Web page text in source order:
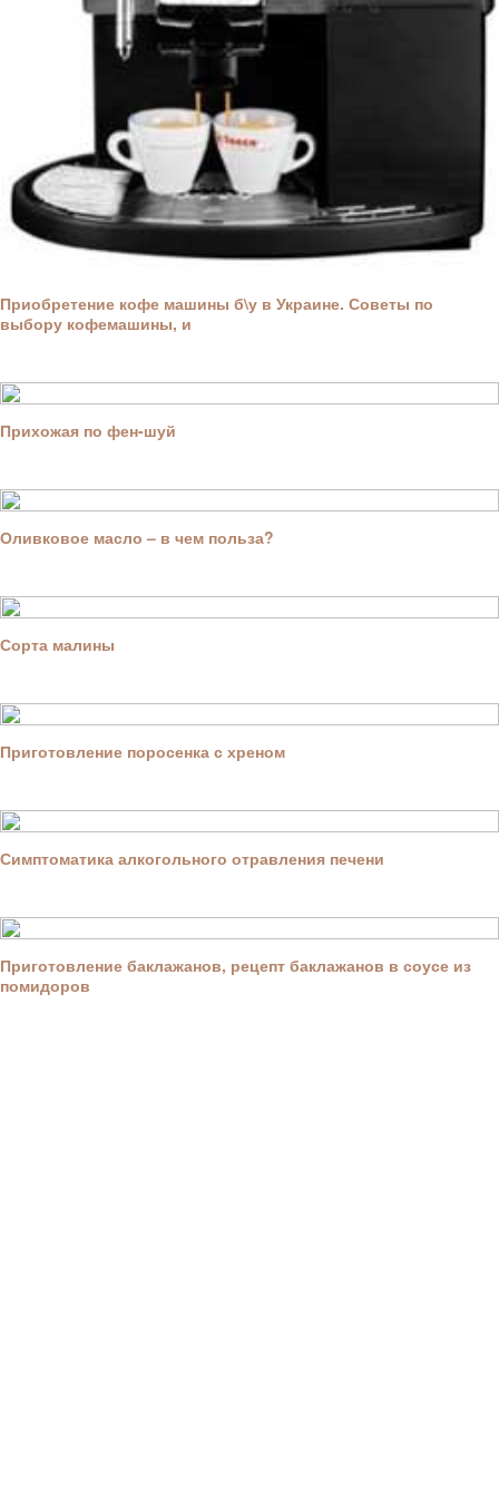
Приобретение кофе машины б\у в Украине. Советы по
выбору кофемашины, и
Прихожая по фен-шуй
Оливковое масло – в чем польза?
Сорта малины
Приготовление поросенка с хреном
Симптоматика алкогольного отравления печени
Приготовление баклажанов, рецепт баклажанов в соусе из
помидоров